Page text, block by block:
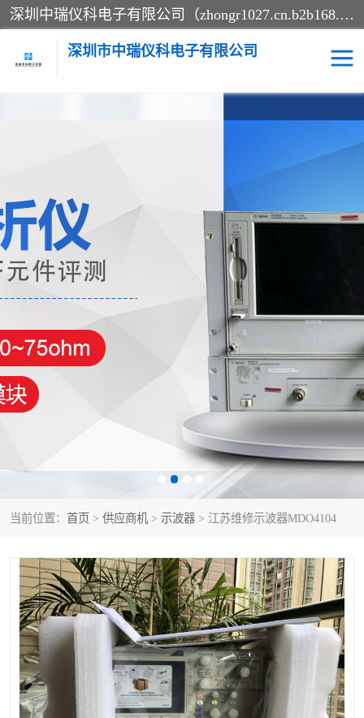
深圳中瑞仪科电子有限公司（zhongr1027.cn.b2b168.com）主要从事回收二手仪器，工厂仪器，回收示波器，KeysightE4980A，FLUKE754，MT8852B，IFR3920，Agilent N4010A，MT8852B等业务，全国统一热线：13570873835。深圳中瑞仪科电子有限公司整批或单出，专业评估高价回收工厂闲置仪器。
深圳市中瑞仪科电子有限公司
当前位置： 首页 > 供应商机 > 示波器 > 江苏维修示波器MDO4104
电阻-功率计 频谱分析仪
万用表 综合测试仪
蓝牙测试仪 网络分析仪
过程校验仪 电桥测试仪
泰克示波器 电池测试仪
函数信号发生器
校准件
阻抗分析仪